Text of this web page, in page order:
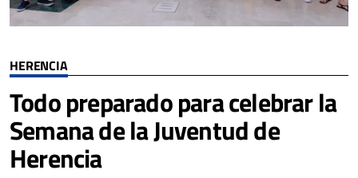
HERENCIA
Todo preparado para celebrar la
Semana de la Juventud de
Herencia